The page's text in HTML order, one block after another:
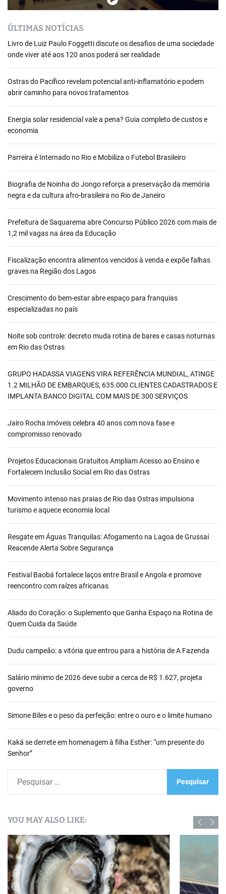
ÚLTIMAS NOTÍCIAS
Livro de Luiz Paulo Foggetti discute os desafios de uma sociedade
onde viver até aos 120 anos poderá ser realidade
Ostras do Pacífico revelam potencial anti-inflamatório e podem
abrir caminho para novos tratamentos
Energia solar residencial vale a pena? Guia completo de custos e
economia
Parreira é Internado no Rio e Mobiliza o Futebol Brasileiro
Biografia de Noinha do Jongo reforça a preservação da memória
negra e da cultura afro-brasileira no Rio de Janeiro
Prefeitura de Saquarema abre Concurso Público 2026 com mais de
1,2 mil vagas na área da Educação
Fiscalização encontra alimentos vencidos à venda e expõe falhas
graves na Região dos Lagos
Crescimento do bem-estar abre espaço para franquias
especializadas no país
Noite sob controle: decreto muda rotina de bares e casas noturnas
em Rio das Ostras
GRUPO HADASSA VIAGENS VIRA REFERÊNCIA MUNDIAL, ATINGE
1.2 MILHÃO DE EMBARQUES, 635.000 CLIENTES CADASTRADOS E
IMPLANTA BANCO DIGITAL COM MAIS DE 300 SERVIÇOS
Jairo Rocha Imóveis celebra 40 anos com nova fase e
compromisso renovado
Projetos Educacionais Gratuitos Ampliam Acesso ao Ensino e
Fortalecem Inclusão Social em Rio das Ostras
Movimento intenso nas praias de Rio das Ostras impulsiona
turismo e aquece economia local
Resgate em Águas Tranquilas: Afogamento na Lagoa de Grussaí
Reacende Alerta Sobre Segurança
Festival Baobá fortalece laços entre Brasil e Angola e promove
reencontro com raízes africanas
Aliado do Coração: o Suplemento que Ganha Espaço na Rotina de
Quem Cuida da Saúde
Dudu campeão: a vitória que entrou para a história de A Fazenda
Salário mínimo de 2026 deve subir a cerca de R$ 1.627, projeta
governo
Simone Biles e o peso da perfeição: entre o ouro e o limite humano
Kaká se derrete em homenagem à filha Esther: “um presente do
Senhor”
u
i
s
a
p
YOU MAY ALSO LIKE: